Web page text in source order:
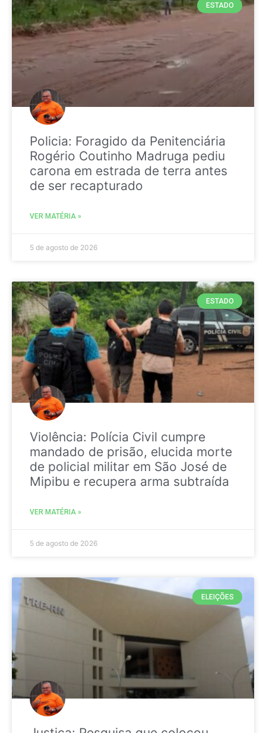
ESTADO
Policia: Foragido da Penitenciária
Rogério Coutinho Madruga pediu
carona em estrada de terra antes
de ser recapturado
VER MATÉRIA »
5 de agosto de 2026
ESTADO
Violência: Polícia Civil cumpre
mandado de prisão, elucida morte
de policial militar em São José de
Mipibu e recupera arma subtraída
VER MATÉRIA »
5 de agosto de 2026
ELEIÇÕES